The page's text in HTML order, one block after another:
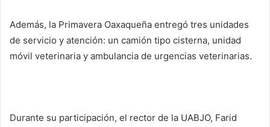
Además, la Primavera Oaxaqueña entregó tres unidades
de servicio y atención: un camión tipo cisterna, unidad
móvil veterinaria y ambulancia de urgencias veterinarias.
Durante su participación, el rector de la UABJO, Farid